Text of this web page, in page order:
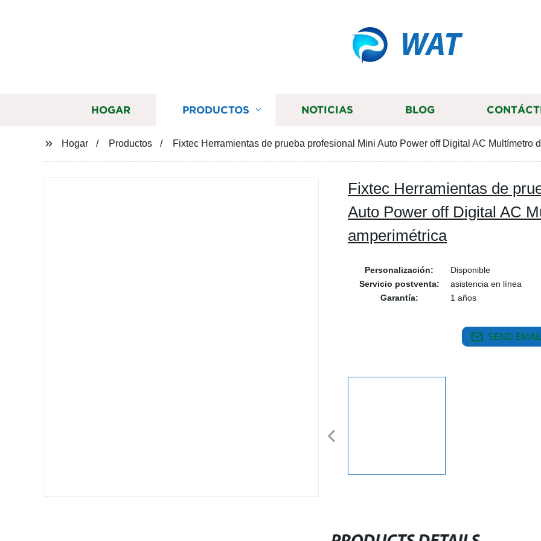
WAT
HOGAR PRODUCTOS NOTICIAS BLOG
Hogar Productos Fixtec Herramientas de prueba profesional Mini Auto Power off Digital AC Multímetro
Fixtec Herramientas de
Auto Power off Digital AC
amperimétrica
Personalización:
Disponible
Servicio postventa:
asistencia en línea
Garantía:
1 años
SEND